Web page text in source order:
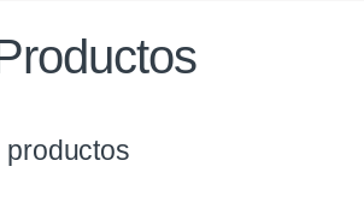
productos